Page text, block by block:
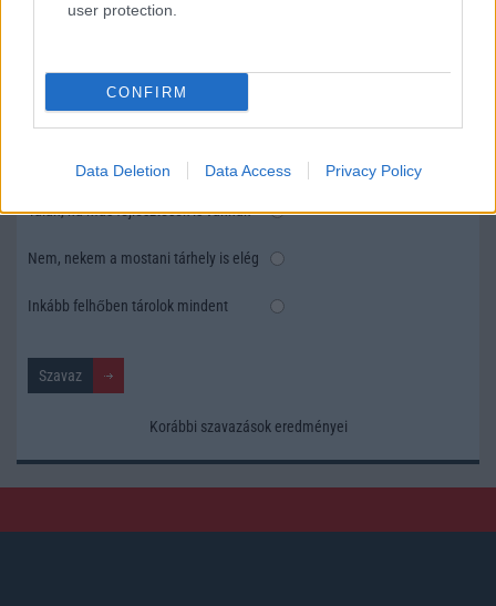
user protection.
CONFIRM
Data Deletion Data Access Privacy Policy
Megérné Önnek telefont váltani csak azért, mert az új modell dupla alap
Igen, a tárhely nagyon fontos
Talán, ha más fejlesztések is vannak
Nem, nekem a mostani tárhely is elég
Inkább felhőben tárolok mindent
Korábbi szavazások eredményei